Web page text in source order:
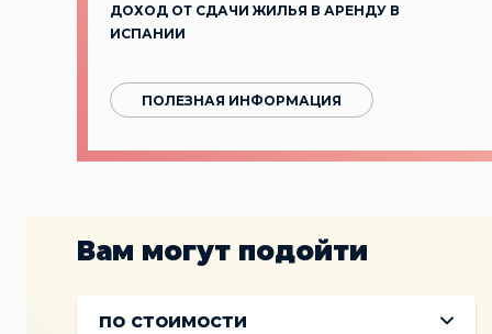
ДОХОД ОТ СДАЧИ ЖИЛЬЯ В АРЕНДУ В
ИСПАНИИ
ПОЛЕЗНАЯ ИНФОРМАЦИЯ
Вам могут подойти
по стоимости